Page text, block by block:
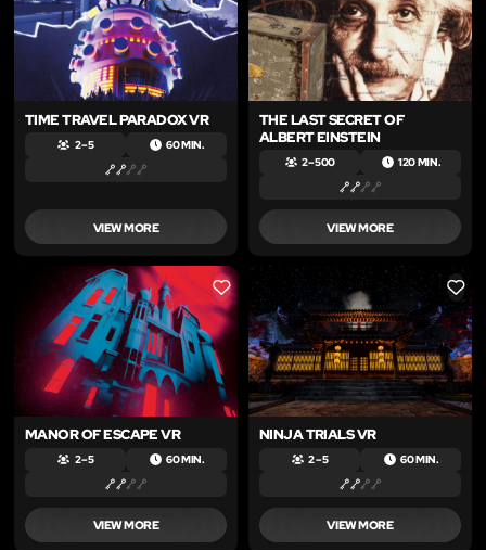
TIME TRAVEL PARADOX VR
2 – 5 60 MIN.
VIEW MORE
THE LAST SECRET OF
ALBERT EINSTEIN
2 – 500 120 MIN.
VIEW MORE
LIKE
MANOR OF ESCAPE VR
2 – 5 60 MIN.
VIEW MORE
LIKE
NINJA TRIALS VR
2 – 5 60 MIN.
VIEW MORE